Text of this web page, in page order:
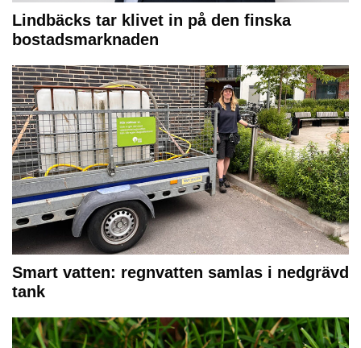
Lindbäcks tar klivet in på den finska
bostadsmarknaden
Smart vatten: regnvatten samlas i nedgrävd
tank